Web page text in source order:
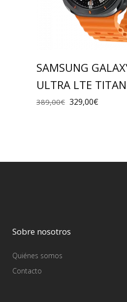
SAMSUNG
ULTRA LTE
389,00€ 329,00€
Sobre nosotros
Quiénes somos
Contacto